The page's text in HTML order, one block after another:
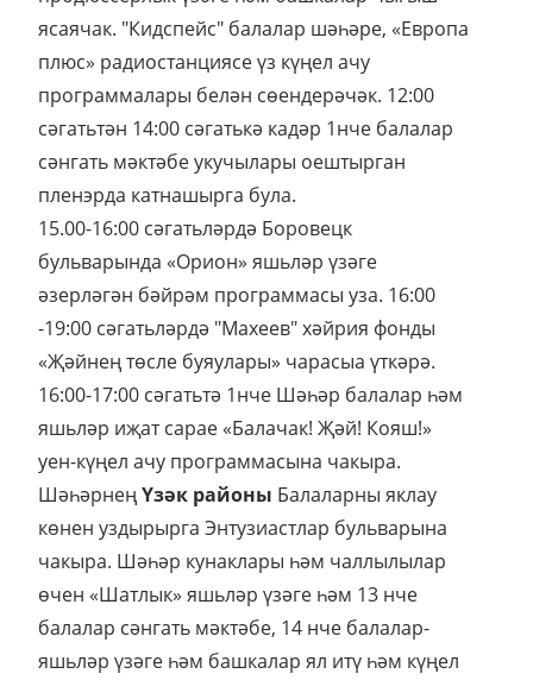
ясаячак. "Кидспейс" балалар шәһәре, «Европа
плюс» радиостанциясе үз күңел ачу
программалары белән сөендерәчәк. 12:00
сәгатьтән 14:00 сәгатькә кадәр 1нче балалар
сәнгать мәктәбе укучылары оештырган
пленэрда катнашырга була.
15.00-16:00 сәгатьләрдә Боровецк
бульварында «Орион» яшьләр үзәге
әзерләгән бәйрәм программасы уза. 16:00
-19:00 сәгатьләрдә "Махеев" хәйрия фонды
«Җәйнең төсле буяулары» чарасыа үткәрә.
16:00-17:00 сәгатьтә 1нче Шәһәр балалар һәм
яшьләр иҗат сарае «Балачак! Җәй! Кояш!»
уен-күңел ачу программасына чакыра.
ШәһәрнеңҮзәк районы Балаларны яклау
көнен уздырырга Энтузиастлар бульварына
чакыра. Шәһәр кунаклары һәм чаллылылар
өчен «Шатлык» яшьләр үзәге һәм 13 нче
балалар сәнгать мәктәбе, 14 нче балалар-
яшьләр үзәге һәм башкалар ял итү һәм күңел